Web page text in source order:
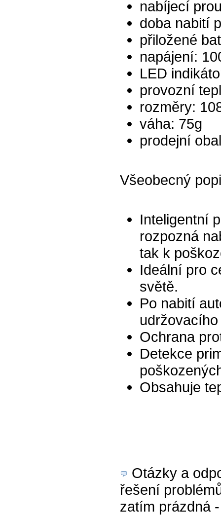
nabíjecí
doba nabití
přiložené
napájení:
LED
provozní
rozměry:
váha: 75g
prodejní
Všeobecný
Inteligentní
rozpozná
tak k
Ideální pro
světě.
Po nabití
Ochrana
Detekce
Obsahuje
Otázky a
řešení
zatím prázdná